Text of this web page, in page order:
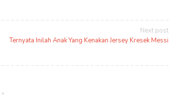
Next post
Ternyata Inilah Anak Yang Kenakan Jersey Kresek Messi
*